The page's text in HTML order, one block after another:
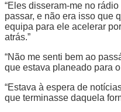
“Eles disseram-me no
passar, e não era isso que
equipa para ele acelerar
atrás.”
“Não me senti bem ao
que estava planeado para o
“Estava à espera de
que terminasse daquela